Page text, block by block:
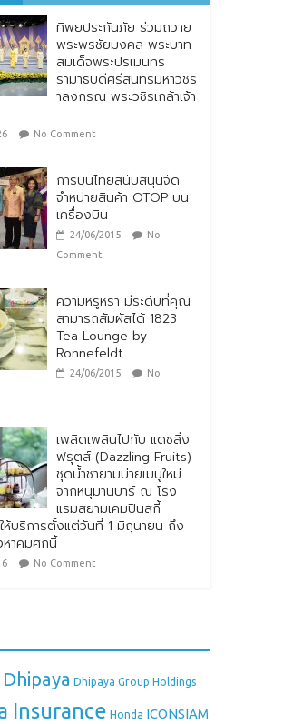
ทิพยประกันภัย ผนึกกำลัง
ไปรษณีย์ไทย ต่อยอด
ความร่วมมือกว่า 10 ปี สู่
พันธมิตรเชิงกลยุทธ์ ยก
ระดับบริการดิจิทัลและการ
ทิพยประกันภัย ร่วมถวาย
พระพรชัยมงคล พระบาท
สมเด็จพระปรเมนทร
รามาธิบดีศรีสินทรมหาวชิร
าลงกรณ พระวชิรเกล้าเจ้า
No Comment
การบินไทยสนับสนุนจัด
จำหน่ายสินค้า OTOP บน
เครื่องบิน
24/06/2015
No
Comment
ความหรูหรา มีระดับที่คุณ
สามารถสัมผัสได้ 1823
Tea Lounge by
Ronnefeldt
24/06/2015
No
เพลิดเพลินไปกับ แดซลิ่ง
ฟรุตส์ (Dazzling Fruits)
ชุดน้ำชายามบ่ายเมนูใหม่
จากหนุมานบาร์ ณ โรง
แรมสยามเคมปินสกี้
ห้บริการตั้งแต่วันที่ 1 มิถุนายน ถึง
าคมศกนี้
No Comment
Dhipaya Dhipaya Group Holdings
Insurance Honda ICONSIAM